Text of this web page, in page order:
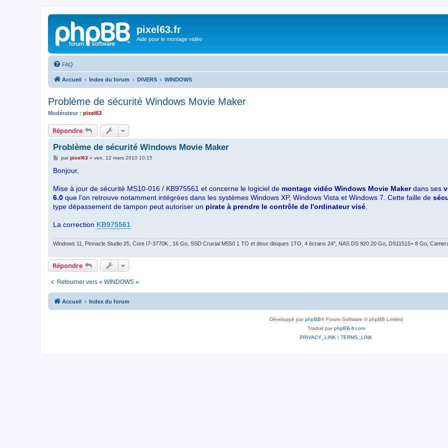
pixel63.fr
Aide pour le montage vidéo
FAQ
Accueil Index du forum DIVERS WINDOWS
Problème de sécurité Windows Movie Maker
Modérateur : pixel63
Répondre
Problème de sécurité Windows Movie Maker
M
s
g
parpixel63» ven. 12 mars 2010 10:15
Bonjour,
Mise à jour de sécurité MS10-016 / KB975561 et concerne le logiciel de montage vidéo Windows Movie Makerdans ses
6.0 que l'on retrouve notamment intégrées dans les systèmes Windows XP, Windows Vista et Windows 7. Cette faille de
type dépassement de tampon peut autoriser un pirate à prendre le contrôle de l'ordinateur visé
La correction KB975561
Windows 11, Pinnacle Studio 25, Core I7-3770K , 16 Go, SSD Crucial M550 1 TO et deux disques 1TO, 4 écrans 24", NAS DS 920 20 Go, DS11515+ 8 Go,
Répondre
Retourner vers « WINDOWS »
Accueil Index du forum
Développé parphpBB® Forum Software © phpBB Limited
Traduit parphpBB-fr.com
PRIVACY_LINK | TERMS_LINK